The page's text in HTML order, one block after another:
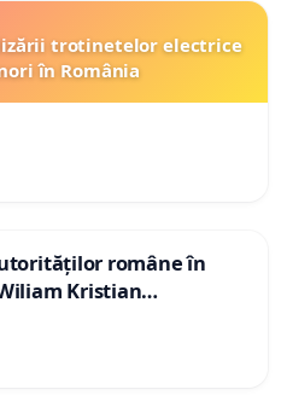
trotinetelor electrice
în România
române în
Kristian
în Danemarca de